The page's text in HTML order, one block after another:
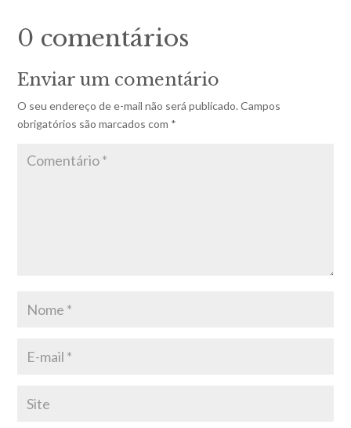
0 comentários
Enviar um comentário
O seu endereço de e-mail não será publicado. Campos
obrigatórios são marcados com *